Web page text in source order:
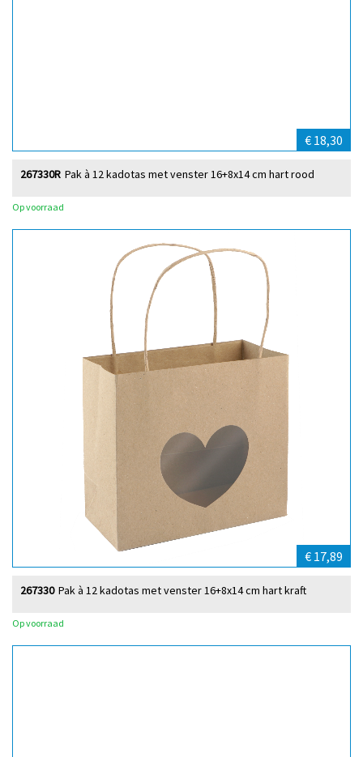
€ 18,30
Pak à 12 kadotas met venster 16+8x14 cm hart rood
267330R
Op voorraad
€ 17,89
Pak à 12 kadotas met venster 16+8x14 cm hart kraft
267330
Op voorraad